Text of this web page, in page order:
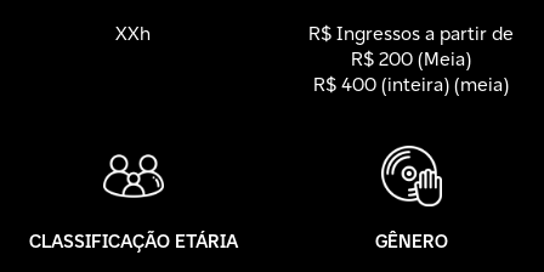
XXh
R$ Ingressos a partir de
R$ 200 (Meia)
R$ 400 (inteira) (meia)
CLASSIFICAÇÃO ETÁRIA GÊNERO